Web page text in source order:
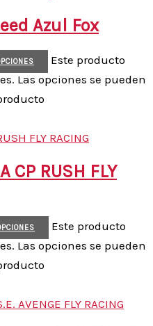
Azul Fox
Este producto
Las opciones se pueden
CP RUSH FLY
Este producto
Las opciones se pueden